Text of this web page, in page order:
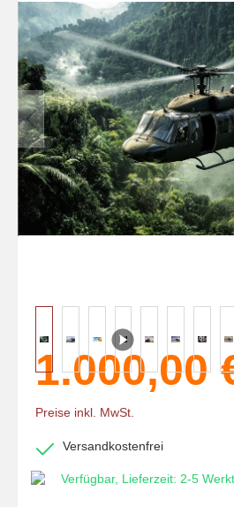
1.000,00
Preise inkl. MwSt.
Versandkostenfrei
Verfügbar, Lieferzeit: 2-5